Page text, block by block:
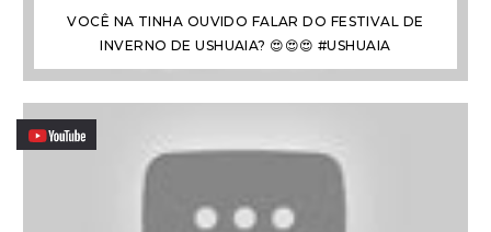
VOCÊ NA TINHA OUVIDO FALAR DO FESTIVAL DE
INVERNO DE USHUAIA? 😍😍😍 #USHUAIA